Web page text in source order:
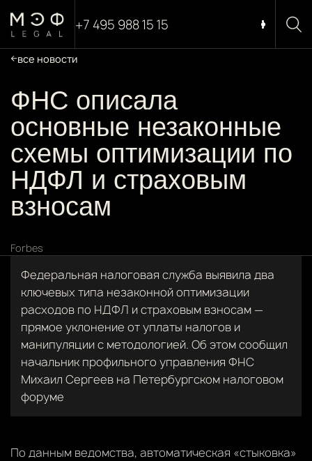
+7 495 988 15 15
все новости
ФНС описала
основные незаконные
схемы оптимизации по
НДФЛ и страховым
взносам
Forbes
Федеральная налоговая служба выявила два
ключевых типа незаконной оптимизации
расходов по НДФЛ и страховым взносам —
прямое уклонение от уплаты налогов и
манипуляции с методологией. Об этом сообщил
начальник профильного управления ФНС
Михаил Сергеев на Петербургском налоговом
форуме
По данным ведомства, автоматическая «стыковка»